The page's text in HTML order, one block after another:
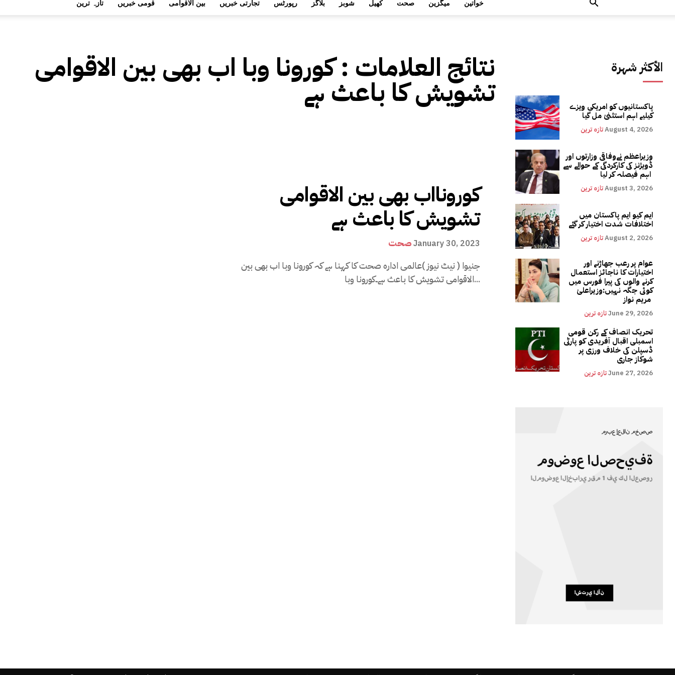
تازہ ترین قومی خبریں بین الاقوامی تجارتی خبریں رپورٹس بلاگز شوبز کھیل صحت میگزین خواتین
نتائج العلامات :کورونا وبا اب بھی بین الاقوامی
تشویش کا باعث ہے
کورونااب بھی بین الاقوامی
تشویش کا باعث ہے
صحتJanuary 30, 2023
جنیوا ( نیٹ نیوز )عالمی ادارہ صحت کا کہنا ہے کہ کورونا وبا اب بھی بین
الاقوامی تشویش کا باعث ہے۔کورونا وبا...
الأكثر شهرة
پاکستانیوں کو امریکی ویزے
کیلیے اہم استثنیٰ مل گیا
تازہ ترینAugust 4, 2026
وزیراعظم نےوفاقی وزارتوں اور
ڈویژنز کی کارکردگی کے حوالے سے
تازہ ترینAugust 3, 2026
ایم کیو ایم پاکستان میں
اختلافات شدت اختیار کر گئے
تازہ ترینAugust 2, 2026
عوام پر رعب جھاڑنے اور
اختیارات کا ناجائز استعمال
کرنے والوں کی پیرا فورس میں
کوئی جگہ نہیں:وزیراعلیٰ
تازہ ترینJune 29, 2026
تحریک انصاف کے رکن قومی
اسمبلی اقبال آفریدی کو پارٹی
ڈسپلن کی خلاف ورزی پر
شوکاز جاری
تازہ ترینJune 27, 2026